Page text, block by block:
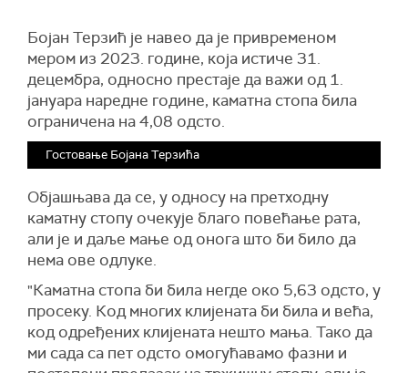
Бојан Терзић је навео да је привременом
мером из 2023. године, која истиче 31.
децембра, односно престаје да важи од 1.
јануара наредне године, каматна стопа била
ограничена на 4,08 одсто.
Гостовање Бојана Терзића
Објашњава да се, у односу на претходну
каматну стопу очекује благо повећање рата,
али је и даље мање од онога што би било да
нема ове одлуке.
"Каматна стопа би била негде око 5,63 одсто, у
просеку. Код многих клијената би била и већа,
код одређених клијената нешто мања. Тако да
ми сада са пет одсто омогућавамо фазни и